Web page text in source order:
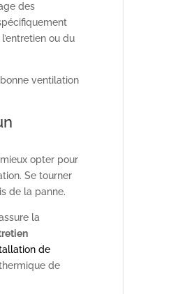
des
ou du
ventilation
opter pour
Se tourner
de la panne.
la
de
de